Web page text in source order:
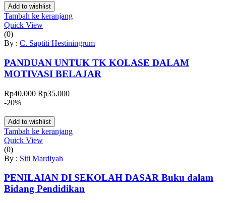
Rp50.000.
Rp40.000.
Add to wishlist
Tambah ke keranjang
Quick View
(0)
By : C. Saptiti Hestiningrum
PANDUAN UNTUK TK KOLASE DALAM
MOTIVASI BELAJAR
Rp40.000 Harga
Rp40.000.
Rp35.000Harga
Rp35.000.
-20%
Add to wishlist
Tambah ke keranjang
Quick View
(0)
By : Siti Mardiyah
PENILAIAN DI SEKOLAH DASAR Buku dalam
Bidang Pendidikan